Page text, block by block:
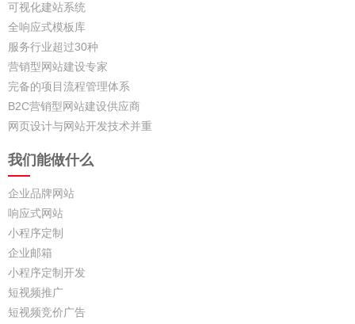
可视化建站系统
全响应式模板库
服务行业超过30种
营销型网站建设专家
完备的项目流程管理体系
B2C营销型网站建设供应商
网页设计与网站开发技术并重
我们能做什么
企业品牌网站
响应式网站
小程序定制
企业邮箱
小程序定制开发
短视频推广
短视频竞价广告